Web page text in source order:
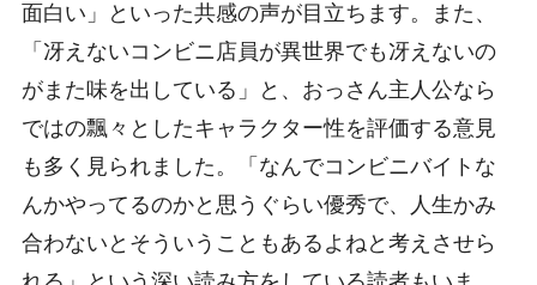
面白い」といった共感の声が目立ちます。また、
「冴えないコンビニ店員が異世界でも冴えないの
がまた味を出している」と、おっさん主人公なら
ではの飄々としたキャラクター性を評価する意見
も多く見られました。「なんでコンビニバイトな
んかやってるのかと思うぐらい優秀で、人生かみ
合わないとそういうこともあるよねと考えさせら